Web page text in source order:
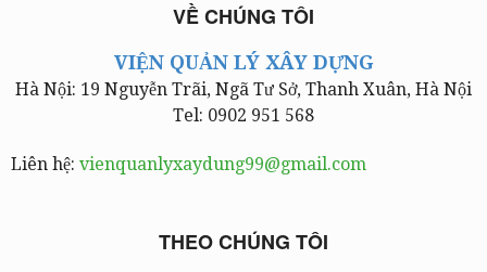
VỀ CHÚNG TÔI
VIỆN QUẢN LÝ XÂY DỰNG
Hà Nội: 19 Nguyễn Trãi, Ngã Tư Sở, Thanh Xuân, Hà Nội
Tel: 0902 951 568
Liên hệ: vienquanlyxaydung99@gmail.com
THEO CHÚNG TÔI